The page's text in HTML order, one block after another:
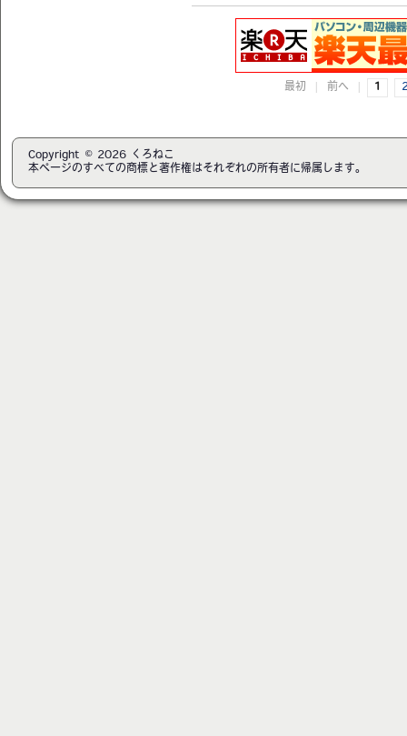
最初 前へ 1
Copyright © 2026 くろねこ
本ページのすべての商標と著作権はそれぞれの所有者に帰属します。